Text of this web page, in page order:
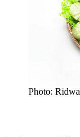
Photo: